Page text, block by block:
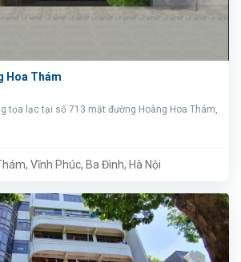
Hoa Thám
tọa lạc tại số 713 mặt đường Hoàng Hoa Thám,
Vĩnh Phúc, Ba Đình, Hà Nội